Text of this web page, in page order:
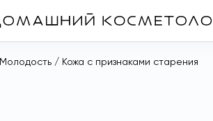
Молодость / Кожа с признаками старения